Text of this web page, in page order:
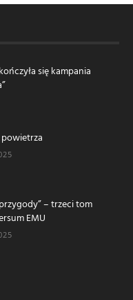
się kampania
– trzeci tom
EMU